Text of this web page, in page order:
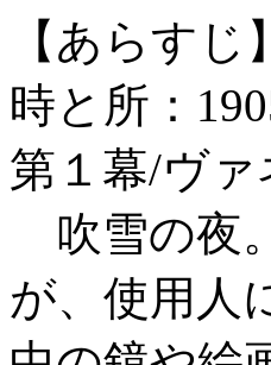
【あらすじ】
時と所：
第１幕/ヴ
吹雪の夜
が、使用人